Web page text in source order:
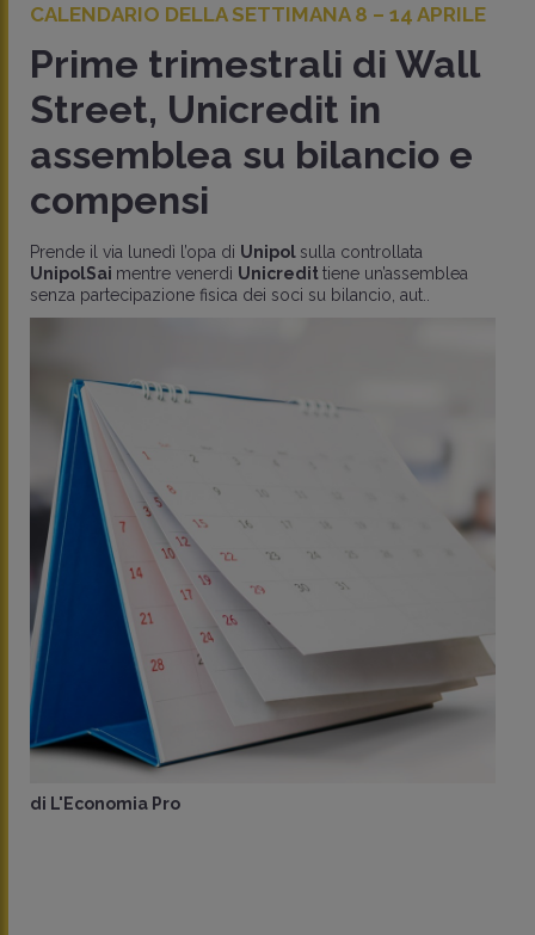
SETTIMANA 8 – 14 APRILE
di Wall
in
su bilancio e
diUnipol sulla controllata
Unicredittiene un’assemblea
dei soci su bilancio, aut..
CALENDARIO
Sul fronte delle Ops,
(giovedì i risultati)